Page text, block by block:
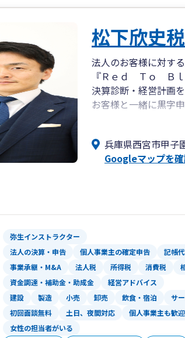
松下欣史
法人のお客様に対す
『Ｒｅｄ Ｔｏ Ｂｌ
決算診断・経営計画を
お客様と一緒に黒字
『Ｒａｃｅ Ｔｏ Ｂ
相続問題は家庭によ
次世代へと想いが続
兵庫県西宮市甲子
Googleマップを
弥生インストラクター
法人の決算・申告
個人事業主の確定申告 記帳
事業承継・M&A
法人税 所得税 消費税
資金調達・補助金・助成金
経営アドバイス
建設
製造 小売 卸売 飲食・宿泊 サ
初回面談無料
土日、夜間対応 個人事業主も歓迎
女性の担当者がいる